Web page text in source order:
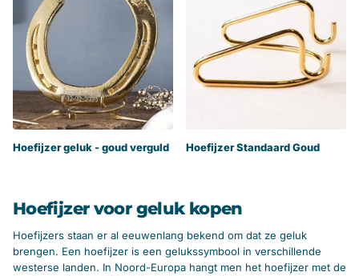
Hoefijzer geluk - goud verguld Hoefijzer Standaard Goud
Hoefijzer voor geluk kopen
Hoefijzers staan er al eeuwenlang bekend om dat ze geluk
brengen. Een hoefijzer is een gelukssymbool in verschillende
westerse landen. In Noord-Europa hangt men het hoefijzer met de